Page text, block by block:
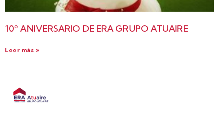
10º ANIVERSARIO DE ERA GRUPO ATUAIRE
Leer más »